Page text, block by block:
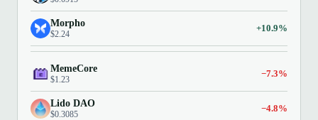
Morpho
$2.24
+10.9%
MemeCore
$1.23
−7.3%
Lido DAO
$0.3085
−4.8%